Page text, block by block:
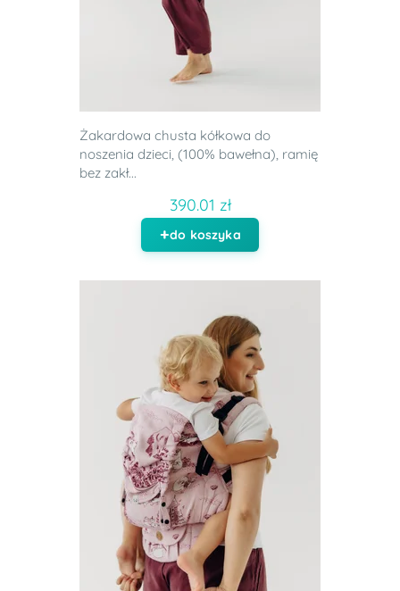
Żakardowa chusta kółkowa do
noszenia dzieci, (100% bawełna), ramię
bez zakł...
390.01 zł
do koszyka